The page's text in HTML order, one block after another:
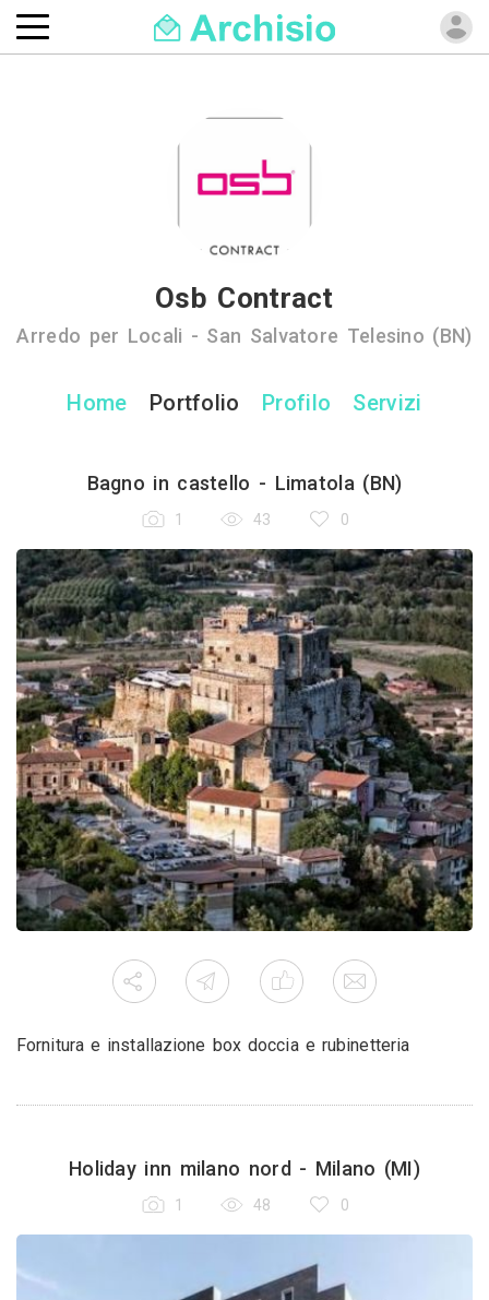
Osb Contract
Arredo per Locali - San Salvatore Telesino (BN)
Home Portfolio Profilo Servizi
Bagno in castello - Limatola (BN)
1 43 0
Fornitura e installazione box doccia e rubinetteria
Holiday inn milano nord - Milano (MI)
1 48 0